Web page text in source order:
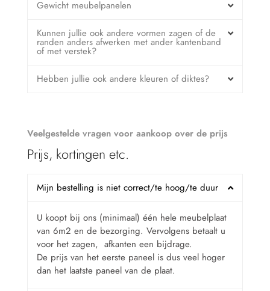
Gewicht meubelpanelen
Kunnen jullie ook andere vormen zagen of de
randen anders afwerken met ander kantenband
of met verstek?
Hebben jullie ook andere kleuren of diktes?
Veelgestelde vragen voor aankoop over de prijs
Prijs, kortingen etc.
Mijn bestelling is niet correct/te hoog/te duur
U koopt bij ons (minimaal) één hele meubelplaat
van 6m2 en de bezorging. Vervolgens betaalt u
voor het zagen, afkanten een bijdrage.
De prijs van het eerste paneel is dus veel hoger
dan het laatste paneel van de plaat.